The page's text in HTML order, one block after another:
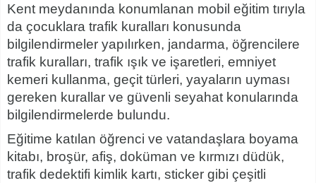
Kent meydanında konumlanan mobil eğitim tırıyla
da çocuklara trafik kuralları konusunda
bilgilendirmeler yapılırken, jandarma, öğrencilere
trafik kuralları, trafik ışık ve işaretleri, emniyet
kemeri kullanma, geçit türleri, yayaların uyması
gereken kurallar ve güvenli seyahat konularında
bilgilendirmelerde bulundu.
Eğitime katılan öğrenci ve vatandaşlara boyama
kitabı, broşür, afiş, doküman ve kırmızı düdük,
trafik dedektifi kimlik kartı, sticker gibi çeşitli